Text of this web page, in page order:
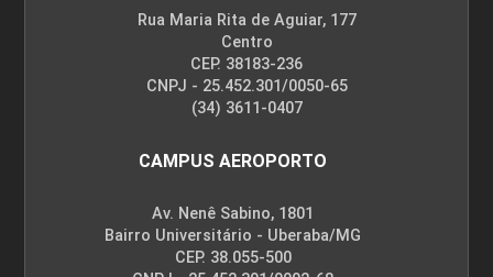
Rua Maria Rita de Aguiar, 177
Centro
CEP. 38183-236
CNPJ - 25.452.301/0050-65
(34) 3611-0407
CAMPUS AEROPORTO
Av. Nenê Sabino, 1801
Bairro Universitário - Uberaba/MG
CEP. 38.055-500